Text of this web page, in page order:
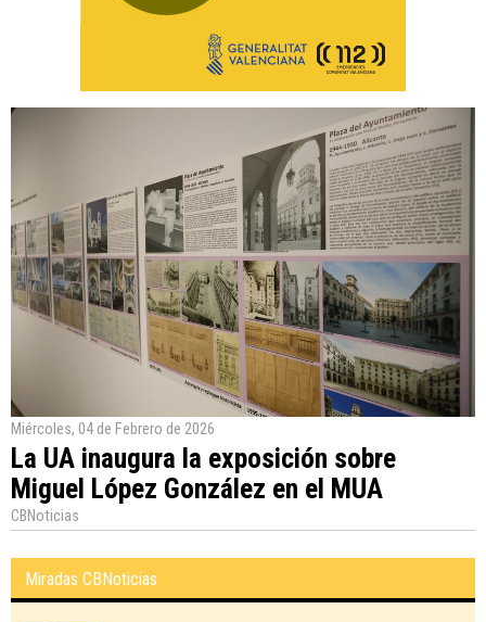
Miércoles, 04 de Febrero de 2026
La UA inaugura la exposición sobre
Miguel López González en el MUA
CBNoticias
Miradas CBNoticias